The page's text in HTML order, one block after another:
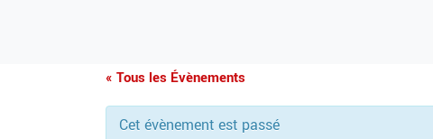
« Tous les Évènements
Cet évènement est passé